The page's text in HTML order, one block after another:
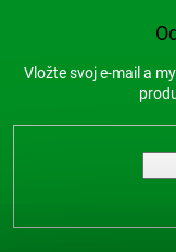
Vložte svoj e-mail a